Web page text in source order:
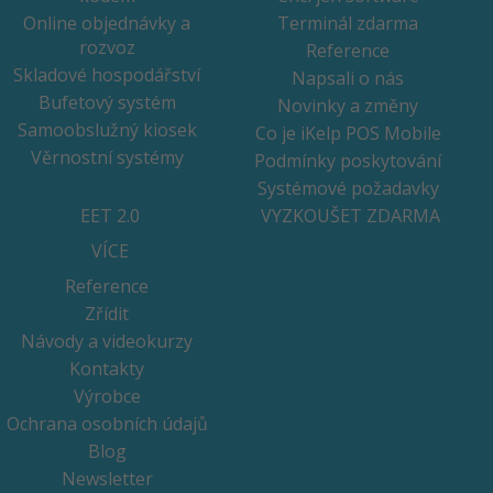
Online objednávky a
rozvoz
Skladové hospodářství
Bufetový systém
Samoobslužný kiosek
Věrnostní systémy
Terminál zdarma
Reference
Napsali o nás
Novinky a změny
Co je iKelp POS Mobile
Podmínky poskytování
Systémové požadavky
EET 2.0
VYZKOUŠET ZDARMA
VÍCE
Reference
Zřídit
Návody a videokurzy
Kontakty
Výrobce
Ochrana osobních údajů
Blog
Newsletter